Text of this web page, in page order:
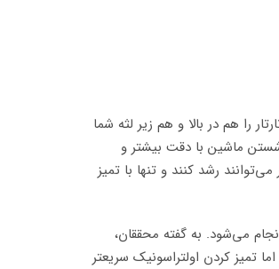
را هم در بالا و هم زیر لثه شما
ماشین با دقت بیشتر و
رشد کنند و تنها با تمیز
می‌شود. به گفته محققان،
تمیز کردن اولتراسونیک سریعتر